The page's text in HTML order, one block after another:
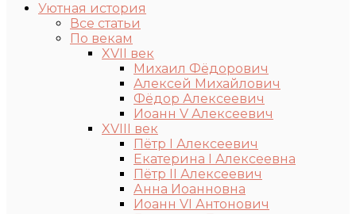
Уютная история
Все статьи
По векам
XVII век
Михаил Фёдорович
Алексей Михайлович
Фёдор Алексеевич
Иоанн V Алексеевич
XVIII век
Пётр I Алексеевич
Екатерина I Алексеевна
Пётр II Алексеевич
Анна Иоанновна
Иоанн VI Антонович